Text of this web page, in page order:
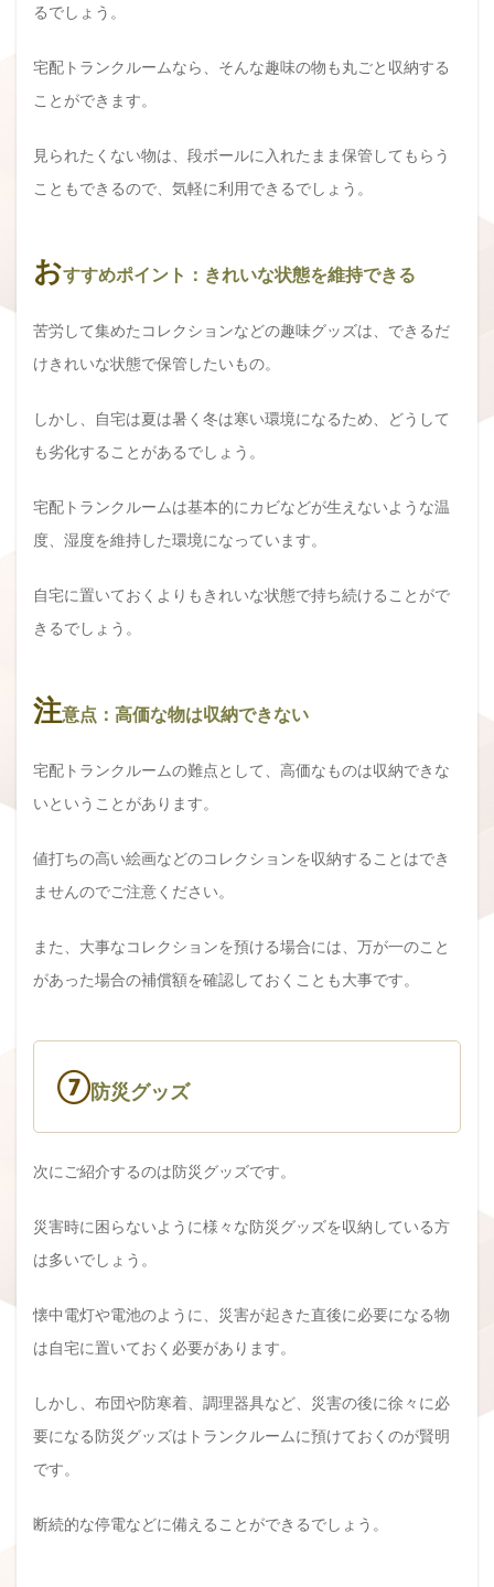
るでしょう。
宅配トランクルームなら、そんな趣味の物も丸ごと収納する
ことができます。
見られたくない物は、段ボールに入れたまま保管してもらう
こともできるので、気軽に利用できるでしょう。
おすすめポイント：きれいな状態を維持できる
苦労して集めたコレクションなどの趣味グッズは、できるだ
けきれいな状態で保管したいもの。
しかし、自宅は夏は暑く冬は寒い環境になるため、どうして
も劣化することがあるでしょう。
宅配トランクルームは基本的にカビなどが生えないような温
度、湿度を維持した環境になっています。
自宅に置いておくよりもきれいな状態で持ち続けることがで
きるでしょう。
注意点：高価な物は収納できない
宅配トランクルームの難点として、高価なものは収納できな
いということがあります。
値打ちの高い絵画などのコレクションを収納することはでき
ませんのでご注意ください。
また、大事なコレクションを預ける場合には、万が一のこと
があった場合の補償額を確認しておくことも大事です。
⑦防災グッズ
次にご紹介するのは防災グッズです。
災害時に困らないように様々な防災グッズを収納している方
は多いでしょう。
懐中電灯や電池のように、災害が起きた直後に必要になる物
は自宅に置いておく必要があります。
しかし、布団や防寒着、調理器具など、災害の後に徐々に必
要になる防災グッズはトランクルームに預けておくのが賢明
です。
断続的な停電などに備えることができるでしょう。